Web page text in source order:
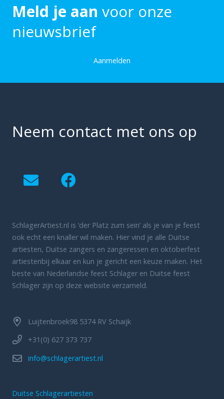
Meld je aan voor onze
nieuwsbrief
Aanmelden
Neem contact met ons op
SchlagerArtiest.nl is ‘der Platz zum sein’ als je van je feest
ook echt een knaller wil maken. Hier vind je alle Duitse
artiesten, Duitse zangers en zangeressen en oktoberfest
artiestenbij elkaar en kun je gericht een keuze maken. Het
beste van Nederlandse feest Schlager en Duitse feest
Schlager zijn op deze website verzameld.
Luijtenbroek98 5374 RV Schaijk
+31(0) 627 373 737
info@schlagerartiest.nl
Duitse Schlagerartiesten